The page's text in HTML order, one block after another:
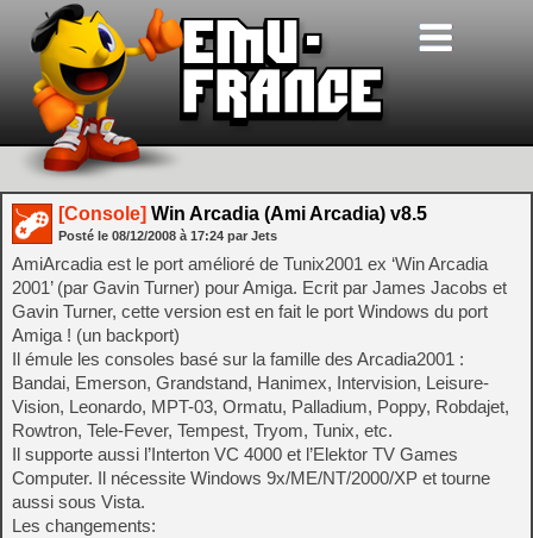
[Console] Win Arcadia (Ami Arcadia) v8.5
Posté le 08/12/2008 à 17:24 par Jets
AmiArcadia est le port amélioré de Tunix2001 ex ‘Win Arcadia
2001’ (par Gavin Turner) pour Amiga. Ecrit par James Jacobs et
Gavin Turner, cette version est en fait le port Windows du port
Amiga ! (un backport)
Il émule les consoles basé sur la famille des Arcadia2001 :
Bandai, Emerson, Grandstand, Hanimex, Intervision, Leisure-
Vision, Leonardo, MPT-03, Ormatu, Palladium, Poppy, Robdajet,
Rowtron, Tele-Fever, Tempest, Tryom, Tunix, etc.
Il supporte aussi l’Interton VC 4000 et l’Elektor TV Games
Computer. Il nécessite Windows 9x/ME/NT/2000/XP et tourne
aussi sous Vista.
Les changements: